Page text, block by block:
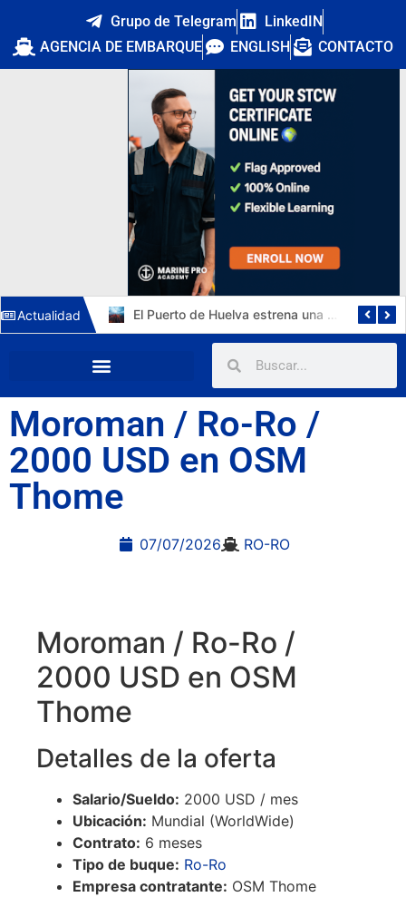
Grupo de Telegram
LinkedIN
AGENCIA DE EMBARQUE
ENGLISH CONTACTO
Actualidad
Cuatro nuevos capitanes marítimos: la DGMM refuerza la promoción interna y Málaga estrena primera capitana El Puerto de Huelva estrena una tercera vía de 1.211 metros y 15.112 m² para autopistas ferroviarias
Moroman / Ro-Ro /
2000 USD en OSM
Thome
07/07/2026 RO-RO
Moroman / Ro-Ro /
2000 USD en OSM
Thome
Detalles de la oferta
Salario/Sueldo: 2000 USD / mes
Ubicación: Mundial (WorldWide)
Contrato: 6 meses
Tipo de buque: Ro-Ro
Empresa contratante: OSM Thome